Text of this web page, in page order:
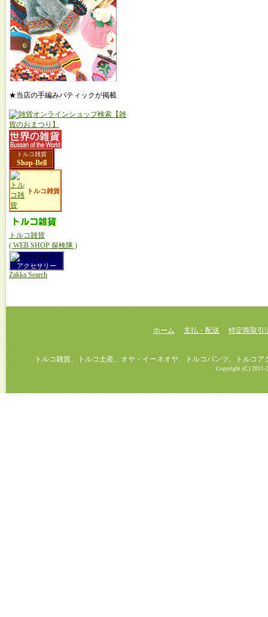
★当店の手編みパティックが掲載
トルコ雑貨
Shop-Bell
トルコ雑貨
トルコ雑貨
( WEB SHOP 探検隊 )
アクセサリー
Zakka Search
ホーム 支払・配送 特定商取引
トルコ雑貨、トルコ土産、オヤ・イーネオヤ、トルコパンツ、トルコアク
Copyright (C) 2011-